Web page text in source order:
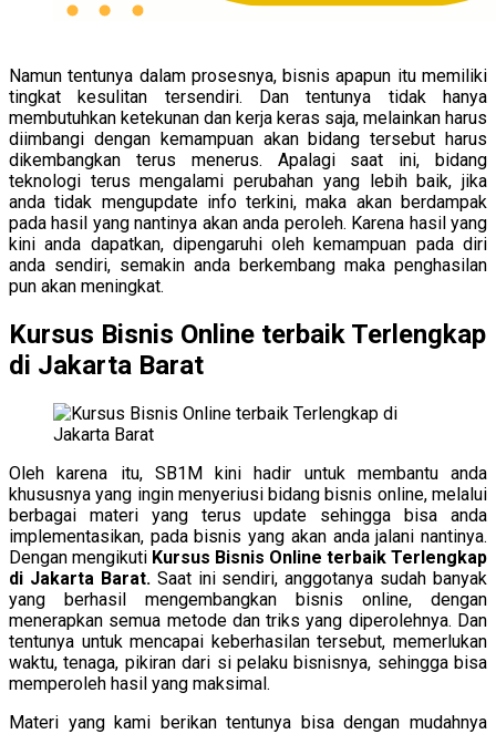
Namun tentunya dalam prosesnya, bisnis apapun itu memiliki
tingkat kesulitan tersendiri. Dan tentunya tidak hanya
membutuhkan ketekunan dan kerja keras saja, melainkan harus
diimbangi dengan kemampuan akan bidang tersebut harus
dikembangkan terus menerus. Apalagi saat ini, bidang
teknologi terus mengalami perubahan yang lebih baik, jika
anda tidak mengupdate info terkini, maka akan berdampak
pada hasil yang nantinya akan anda peroleh. Karena hasil yang
kini anda dapatkan, dipengaruhi oleh kemampuan pada diri
anda sendiri, semakin anda berkembang maka penghasilan
pun akan meningkat.
Kursus Bisnis Online terbaik Terlengkap
di Jakarta Barat
Oleh karena itu, SB1M kini hadir untuk membantu anda
khususnya yang ingin menyeriusi bidang bisnis online, melalui
berbagai materi yang terus update sehingga bisa anda
implementasikan, pada bisnis yang akan anda jalani nantinya.
Dengan mengikuti Kursus Bisnis Online terbaik Terlengkap
di Jakarta Barat. Saat ini sendiri, anggotanya sudah banyak
yang berhasil mengembangkan bisnis online, dengan
menerapkan semua metode dan triks yang diperolehnya. Dan
tentunya untuk mencapai keberhasilan tersebut, memerlukan
waktu, tenaga, pikiran dari si pelaku bisnisnya, sehingga bisa
memperoleh hasil yang maksimal.
Materi yang kami berikan tentunya bisa dengan mudahnya